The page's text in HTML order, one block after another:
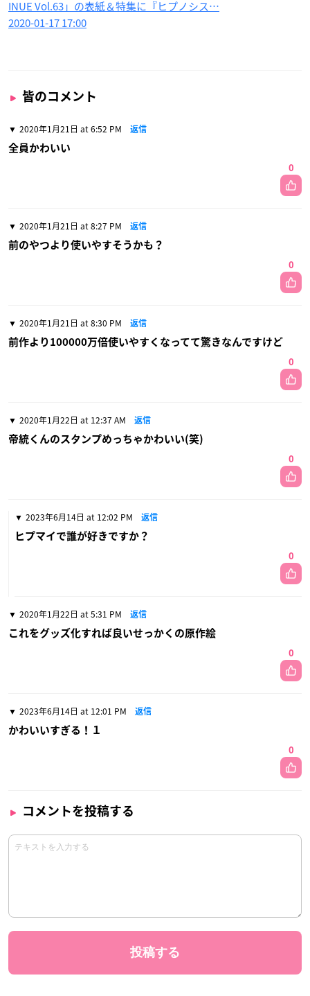
INUE Vol.63」の表紙＆特集に『ヒプノシス…
2020-01-17 17:00
皆のコメント
2020年1月21日 at 6:52 PM 返信
全員かわいい
0
2020年1月21日 at 8:27 PM 返信
前のやつより使いやすそうかも？
0
2020年1月21日 at 8:30 PM 返信
前作より100000万倍使いやすくなってて驚きなんですけど
0
2020年1月22日 at 12:37 AM 返信
帝統くんのスタンプめっちゃかわいい(笑)
0
2023年6月14日 at 12:02 PM 返信
ヒプマイで誰が好きですか？
0
2020年1月22日 at 5:31 PM 返信
これをグッズ化すれば良いせっかくの原作絵
0
2023年6月14日 at 12:01 PM 返信
かわいいすぎる！１
0
コメントを投稿する